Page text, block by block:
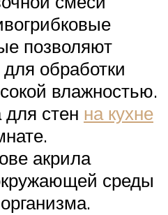
позволяют
обработки
влажностью.
стен на кухне
акрила
среды